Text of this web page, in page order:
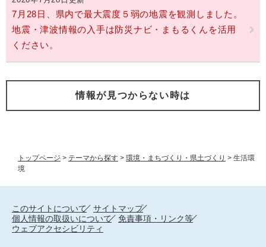
トップページ > テーマから探す > 環境・まちづくり・県土づくり > 生活環
境
7月28日、県内で最大震度５弱の地震を観測しました。
地震・津波情報の入手は防災ナビ・まもるくんを活用
ください。
情報が見つからない時は
このサイトについて
サイトマップ
個人情報の取扱いについて
免責事項・リンク等
ウェブアクセシビリティ